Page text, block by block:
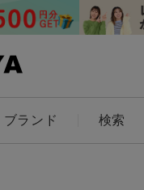
ブランド 検索